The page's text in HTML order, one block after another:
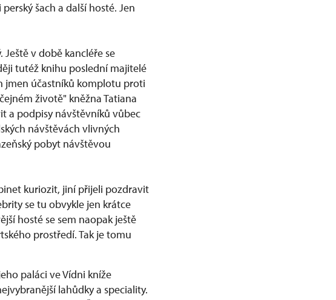
šach a další hosté. Jen
v době kancléře se
tutéž knihu poslední majitelé
jmen účastníků komplotu proti
životě" kněžna Tatiana
a podpisy návštěvníků vůbec
návštěvách vlivných
pobyt návštěvou
kuriozit, jiní přijeli pozdravit
se tu obvykle jen krátce
hosté se sem naopak ještě
prostředí. Tak je tomu
paláci ve Vídni kníže
lahůdky a speciality.